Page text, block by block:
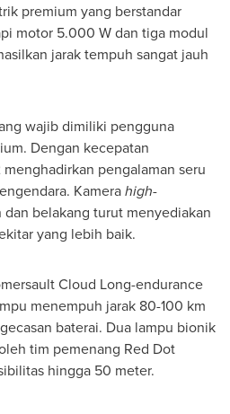
premium yang berstandar
motor 5.000 W dan tiga modul
jarak tempuh sangat jauh
wajib dimiliki pengguna
Dengan kecepatan
pengalaman seru
Kamerahigh-
dan belakang turut menyediakan
yang lebih baik.
Cloud Long-endurance
menempuh jarak 80-100 km
baterai. Dua lampu bionik
tim pemenang Red Dot
hingga 50 meter.